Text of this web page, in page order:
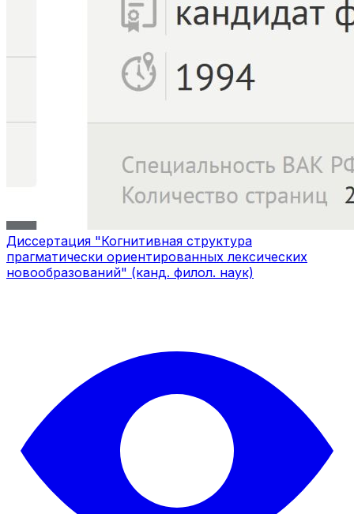
Диссертация "Когнитивная структура
прагматически ориентированных лексических
новообразований" (канд. филол. наук)